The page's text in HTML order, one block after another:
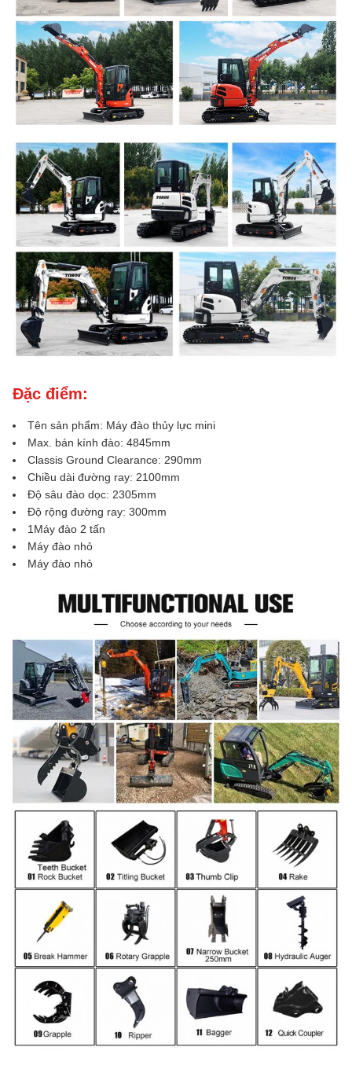
Đặc điểm:
Tên sản phẩm: Máy đào thủy lực mini
Max. bán kính đào: 4845mm
Classis Ground Clearance: 290mm
Chiều dài đường ray: 2100mm
Độ sâu đào dọc: 2305mm
Độ rộng đường ray: 300mm
1Máy đào 2 tấn
Máy đào nhỏ
Máy đào nhỏ